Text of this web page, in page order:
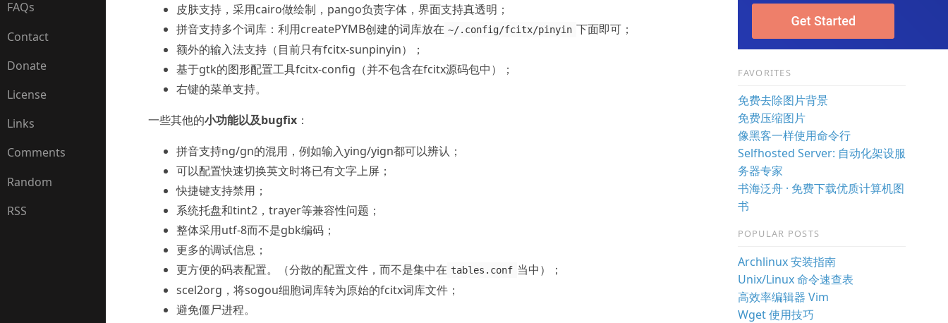
FAQs
Contact
Donate
License
Links
Comments
Random
RSS
皮肤支持，采用cairo做绘制，pango负责字体，界面支持真透明；
拼音支持多个词库：利用createPYMB创建的词库放在 ~/.config/fcitx/pinyin 下面即可；
额外的输入法支持（目前只有fcitx-sunpinyin）；
基于gtk的图形配置工具fcitx-config（并不包含在fcitx源码包中）；
右键的菜单支持。
一些其他的小功能以及bugfix：
拼音支持ng/gn的混用，例如输入ying/yign都可以辨认；
可以配置快速切换英文时将已有文字上屏；
快捷键支持禁用；
系统托盘和tint2，trayer等兼容性问题；
整体采用utf-8而不是gbk编码；
更多的调试信息；
更方便的码表配置。（分散的配置文件，而不是集中在 tables.conf 当中）；
scel2org，将sogou细胞词库转为原始的fcitx词库文件；
避免僵尸进程。
FAVORITES
免费去除图片背景
免费压缩图片
像黑客一样使用命令行
Selfhosted Server: 自动化架设服
务器专家
书海泛舟 · 免费下载优质计算机图
书
POPULAR POSTS
Archlinux 安装指南
Unix/Linux 命令速查表
高效率编辑器 Vim
Wget 使用技巧